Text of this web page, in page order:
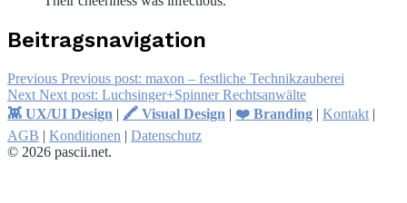
Beitragsnavigation
Previous Previous post: maxon – festliche Technikzauberei
Next Next post: Luchsinger+Spinner Rechtsanwälte
👾 UX/UI Design | 🖍 Visual Design | ❤️ Branding | Kontakt |
AGB | Konditionen | Datenschutz
© 2026 pascii.net.